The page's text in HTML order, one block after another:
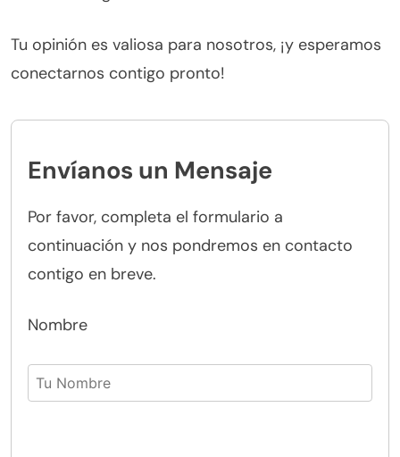
Tu opinión es valiosa para nosotros, ¡y esperamos
conectarnos contigo pronto!
Envíanos un Mensaje
Por favor, completa el formulario a
continuación y nos pondremos en contacto
contigo en breve.
Nombre